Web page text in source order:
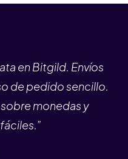
en Bitgild. Envíos
de pedido sencillo.
monedas y